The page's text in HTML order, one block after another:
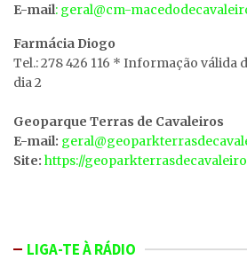
E-mail: geral@cm-
Farmácia Diogo
Tel.: 278 426 116 * Informação válida
dia 2
Geoparque Terras de Cavaleiros
E-mail:
Site: https://
LIGA-TE À RÁDIO